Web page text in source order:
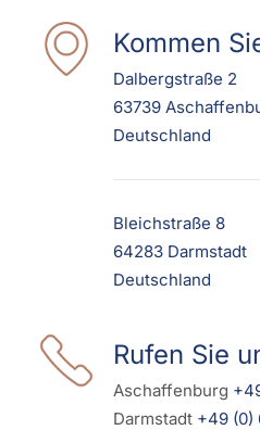
Kommen
Dalbergstraße 2
63739
Deutschland
Bleichstraße 8
64283 Darmstadt
Deutschland
Rufen Sie
Aschaffenburg
Darmstadt +49 (0)